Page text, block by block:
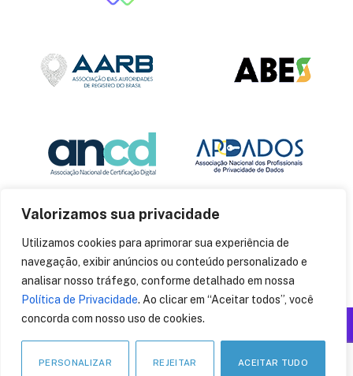
Valorizamos sua privacidade
Utilizamos cookies para aprimorar sua experiência de
navegação, exibir anúncios ou conteúdo personalizado e
analisar nosso tráfego, conforme detalhado em nossa
Política de Privacidade. Ao clicar em “Aceitar todos”, você
concorda com nosso uso de cookies.
PERSONALIZAR REJEITAR ACEITAR TUDO
© 2014CryptoID. Todos os direitos reservados.